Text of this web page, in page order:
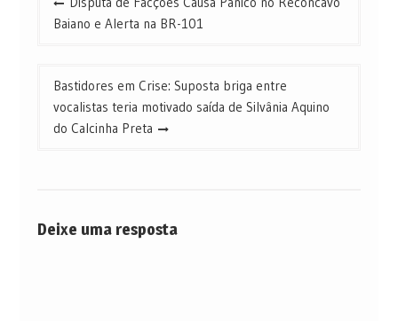
deBaiano e Alerta na BR-101
Bastidores em Crise: Suposta briga entre
vocalistas teria motivado saída de Silvânia Aquino
do Calcinha Preta
Deixe uma resposta